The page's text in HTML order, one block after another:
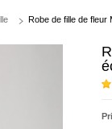
Robe de fille de fleur